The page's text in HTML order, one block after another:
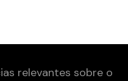
relevantes sobre o